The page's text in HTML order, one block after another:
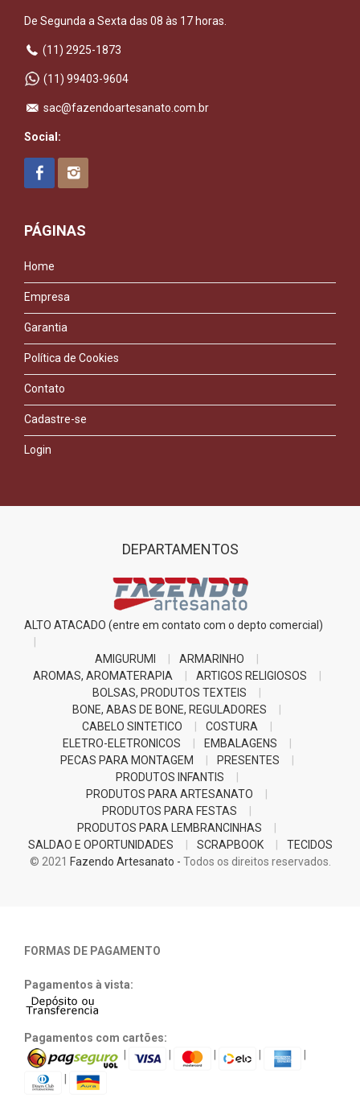
De Segunda a Sexta das 08 às 17 horas.
(11) 2925-1873
(11) 99403-9604
sac@fazendoartesanato.com.br
Social:
PÁGINAS
Home
Empresa
Garantia
Política de Cookies
Contato
Cadastre-se
Login
DEPARTAMENTOS
ALTO ATACADO (entre em contato com o depto comercial)
AMIGURUMI
ARMARINHO
AROMAS, AROMATERAPIA
ARTIGOS RELIGIOSOS
BOLSAS, PRODUTOS TEXTEIS
BONE, ABAS DE BONE, REGULADORES
CABELO SINTETICO
COSTURA
ELETRO-ELETRONICOS
EMBALAGENS
PECAS PARA MONTAGEM
PRESENTES
PRODUTOS INFANTIS
PRODUTOS PARA ARTESANATO
PRODUTOS PARA FESTAS
PRODUTOS PARA LEMBRANCINHAS
SALDAO E OPORTUNIDADES
SCRAPBOOK
TECIDOS
© 2021 Fazendo Artesanato - Todos os direitos reservados.
FORMAS DE PAGAMENTO
Pagamentos à vista:
Pagamentos com cartões: